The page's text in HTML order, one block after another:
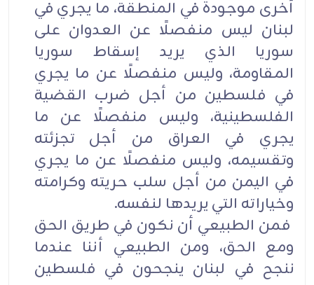
أخرى موجودة في المنطقة، ما يجري في
لبنان ليس منفصلًا عن العدوان على
سوريا الذي يريد إسقاط سوريا
المقاومة، وليس منفصلًا عن ما يجري
في فلسطين من أجل ضرب القضية
الفلسطينية، وليس منفصلًا عن ما
يجري في العراق من أجل تجزئته
وتقسيمه، وليس منفصلًا عن ما يجري
في اليمن من أجل سلب حريته وكرامته
وخياراته التي يريدها لنفسه.
فمن الطبيعي أن نكون في طريق الحق
ومع الحق، ومن الطبيعي أننا عندما
ننجح في لبنان ينجحون في فلسطين